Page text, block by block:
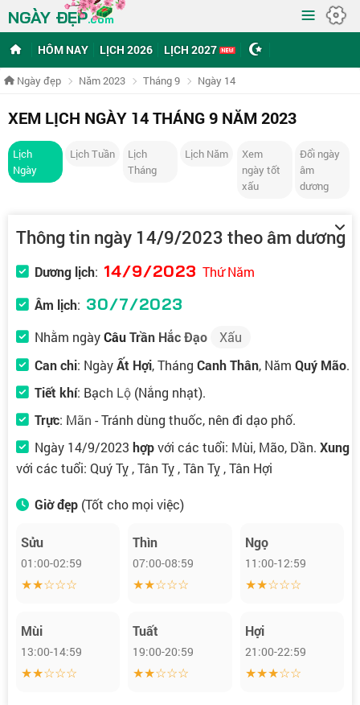
NGÀY ĐẸP.com ≡
HÔM NAY LỊCH 2026 LỊCH 2027
Ngày đẹp Năm 2023 Tháng 9 Ngày 14
XEM LỊCH NGÀY 14 THÁNG 9 NĂM 2023
Lịch
Ngày
Lịch Tuần
Lịch
Tháng
Lịch Năm
Xem
ngày tốt
xấu
Đổi ngày
âm
dương
Thông tin ngày 14/9/2023 theo âm dương
Dương lịch: 14/9/2023 Thứ Năm
Âm lịch: 30/7/2023
Nhằm ngàyCâu Trần Hắc Đạo
Xấu
Can chi: NgàyẤt Hợi, Tháng Canh Thân, Năm Quý Mão.
Tiết khí: Bạch Lộ (Nắng nhạt).
Trực: Mãn - Tránh dùng thuốc, nên đi dạo phố.
Ngày 14/9/2023 hợpvới các tuổi: Mùi, Mão, Dần. Xung
với các tuổi: Quý Tỵ , Tân Tỵ , Tân Tỵ , Tân Hợi
Giờ đẹp (Tốt cho mọi việc)
Sửu
01:00-02:59
★★☆☆☆
Thìn
07:00-08:59
★★☆☆☆
Ngọ
11:00-12:59
★★☆☆☆
Mùi
13:00-14:59
★★☆☆☆
Tuất
19:00-20:59
★★☆☆☆
Hợi
21:00-22:59
★★★☆☆